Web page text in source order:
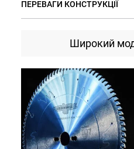
ПЕРЕВАГИ КОНСТРУКЦІЇ
Широкий